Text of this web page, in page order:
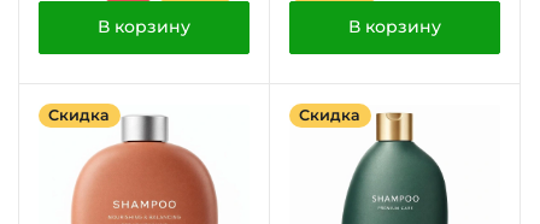
В корзину В корзину
Скидка Скидка